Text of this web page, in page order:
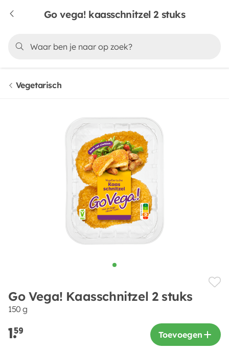
Go vega! kaasschnitzel 2 stuks
Vegetarisch
Go Vega! Kaasschnitzel 2 stuks
150 g
1.59 Toevoegen